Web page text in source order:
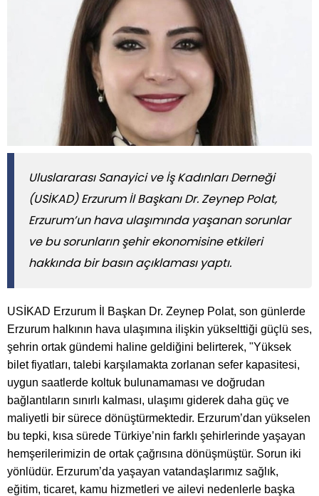
Uluslararası Sanayici ve İş Kadınları Derneği
(USİKAD) Erzurum İl Başkanı Dr. Zeynep Polat,
Erzurum’un hava ulaşımında yaşanan sorunlar
ve bu sorunların şehir ekonomisine etkileri
hakkında bir basın açıklaması yaptı.
USİKAD Erzurum İl Başkan Dr. Zeynep Polat, son günlerde
Erzurum halkının hava ulaşımına ilişkin yükselttiği güçlü ses,
şehrin ortak gündemi haline geldiğini belirterek, "Yüksek
bilet fiyatları, talebi karşılamakta zorlanan sefer kapasitesi,
uygun saatlerde koltuk bulunamaması ve doğrudan
bağlantıların sınırlı kalması, ulaşımı giderek daha güç ve
maliyetli bir sürece dönüştürmektedir. Erzurum’dan yükselen
bu tepki, kısa sürede Türkiye’nin farklı şehirlerinde yaşayan
hemşerilerimizin de ortak çağrısına dönüşmüştür. Sorun iki
yönlüdür. Erzurum’da yaşayan vatandaşlarımız sağlık,
eğitim, ticaret, kamu hizmetleri ve ailevi nedenlerle başka